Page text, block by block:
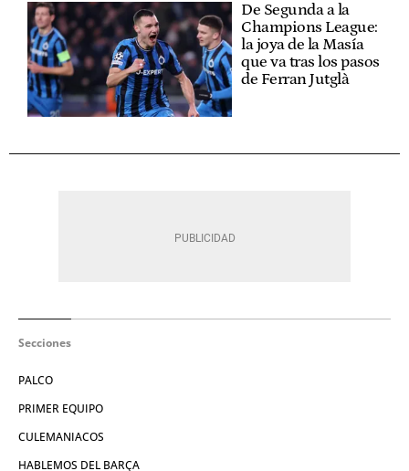
De Segunda a la
Champions League:
la joya de la Masía
que va tras los pasos
de Ferran Jutglà
Secciones
PALCO
PRIMER EQUIPO
CULEMANIACOS
HABLEMOS DEL BARÇA